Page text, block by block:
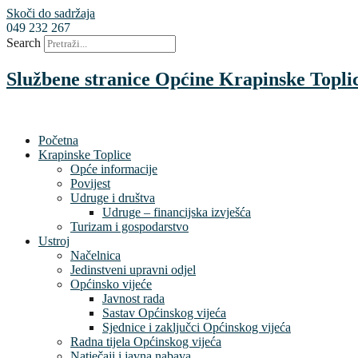
Skoči do sadržaja
049 232 267
Search
Službene stranice Općine Krapinske
Početna
Krapinske Toplice
Opće informacije
Povijest
Udruge i društva
Udruge – financijska izvješća
Turizam i gospodarstvo
Ustroj
Načelnica
Jedinstveni upravni odjel
Općinsko vijeće
Javnost rada
Sastav Općinskog vijeća
Sjednice i zaključci Općinskog vijeća
Radna tijela Općinskog vijeća